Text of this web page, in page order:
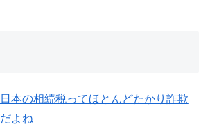
日本の相続税ってほとんどたかり詐欺
だよね